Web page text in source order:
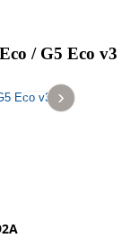
/ G5 Eco v3
›